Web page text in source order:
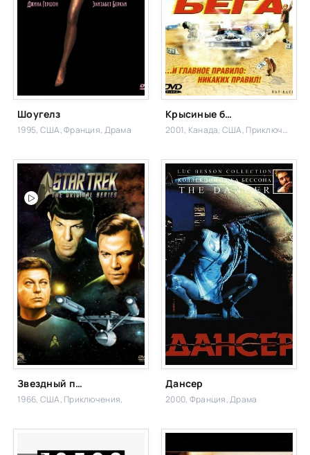
Шоугелз
1995, США, Франция, Драма
Крысиные бега
2001, Канада, США, Приключения,
Звездный путь
1966, США, Приключения,
Дансер
2000, Франция,Драма